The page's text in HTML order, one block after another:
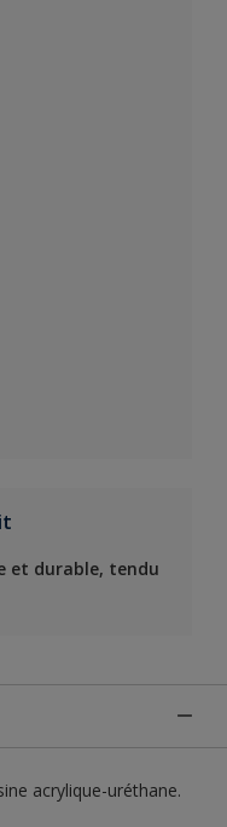
et durable, tendu
acrylique-uréthane.